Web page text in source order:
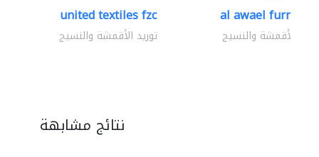
united textiles fzc
توريد الأقمشة والنسيج
al awael
الأقمشة والنسيج
نتائج مشابهة